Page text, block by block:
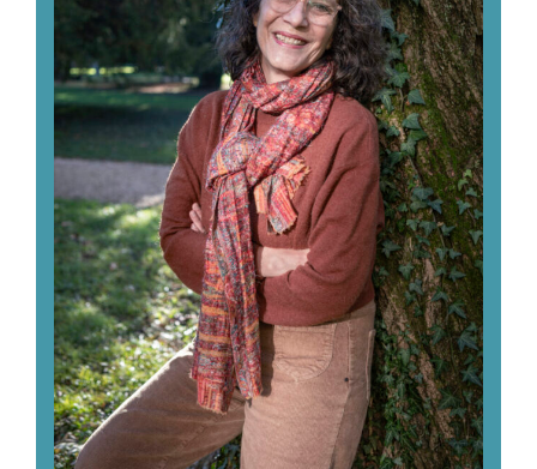
Adhésions
Archives
Contact